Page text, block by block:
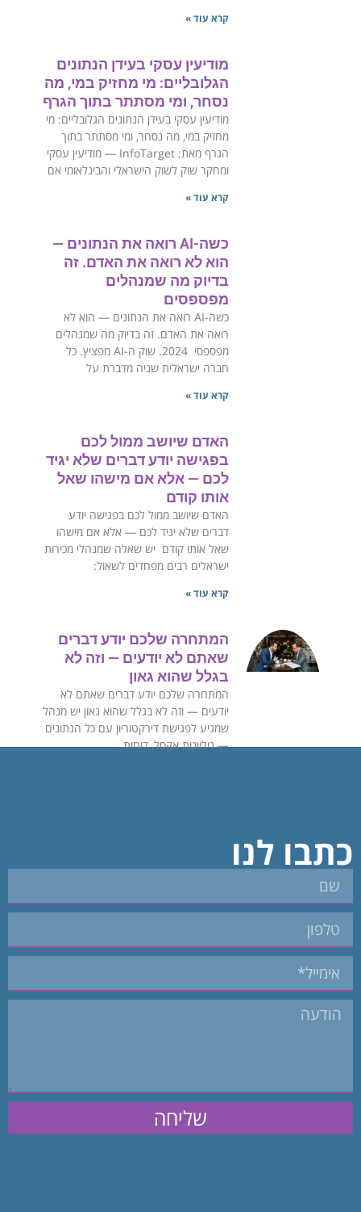
קרא עוד »
מודיעין עסקי בעידן הנתונים
הגלובליים: מי מחזיק במי, מה
נסחר, ומי מסתתר בתוך הגרף
‏מודיעין עסקי בעידן הנתונים הגלובליים: מי
מחזיק במי, מה נסחר, ומי מסתתר בתוך
הגרף ‏מאת: InfoTarget — מודיעין עסקי
ומחקר שוק לשוק הישראלי והבינלאומי ‏אם
קרא עוד »
כשה-AI רואה את הנתונים —
הוא לא רואה את האדם. זה
בדיוק מה שמנהלים
מפספסים
כשה-AI רואה את הנתונים — הוא לא
רואה את האדם. זה בדיוק מה שמנהלים
מפספסי ‏2024. שוק ה-AI מפציץ. כל
חברה ישראלית שניה מדברת על
קרא עוד »
האדם שיושב ממול לכם
בפגישה יודע דברים שלא יגיד
לכם — אלא אם מישהו שאל
אותו קודם
האדם שיושב ממול לכם בפגישה יודע
דברים שלא יגיד לכם — אלא אם מישהו
שאל אותו קודם ‏יש שאלה שמנהלי מכירות
ישראלים רבים מפחדים לשאול:
קרא עוד »
המתחרה שלכם יודע דברים
שאתם לא יודעים — וזה לא
בגלל שהוא גאון
המתחרה שלכם יודע דברים שאתם לא
יודעים — וזה לא בגלל שהוא גאון ‏יש מנהל
שמגיע לפגישת דירקטוריון עם כל הנתונים
— גיליונות אקסל, דוחות
כתבו לנו
שליחה